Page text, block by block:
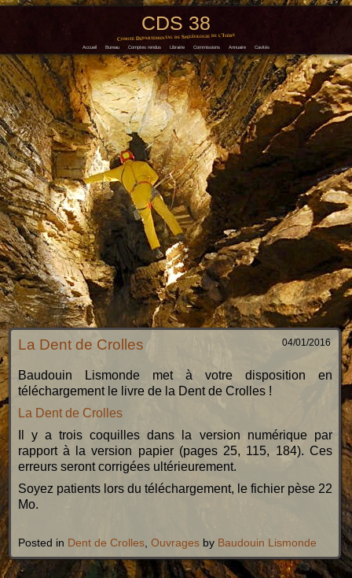
CDS 38
Comité Départemental de Spéléologie de l'Isère
Accueil Bureau Comptes rendus Librairie Commissions Annuaire Cavités
04/01/2016
La Dent de Crolles
Baudouin Lismonde met à votre disposition en
téléchargement le livre de la Dent de Crolles !
La Dent de Crolles
Il y a trois coquilles dans la version numérique par
rapport à la version papier (pages 25, 115, 184). Ces
erreurs seront corrigées ultérieurement.
Soyez patients lors du téléchargement, le fichier pèse 22
Mo.
Posted in Dent de Crolles, Ouvragesby Baudouin Lismonde